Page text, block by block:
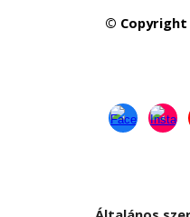
© Copyright